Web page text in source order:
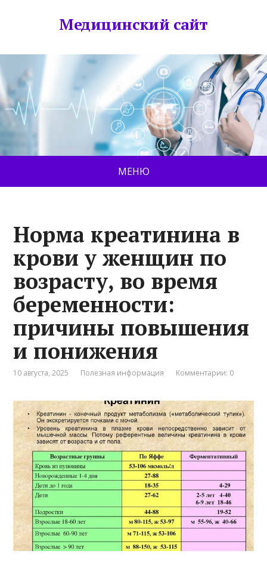
Медицинский сайт
МЕНЮ
Норма креатинина в
крови у женщин по
возрасту, во время
беременности:
причины повышения
и понижения
10 августа, 2025 Полезная информация Комментарии: 0